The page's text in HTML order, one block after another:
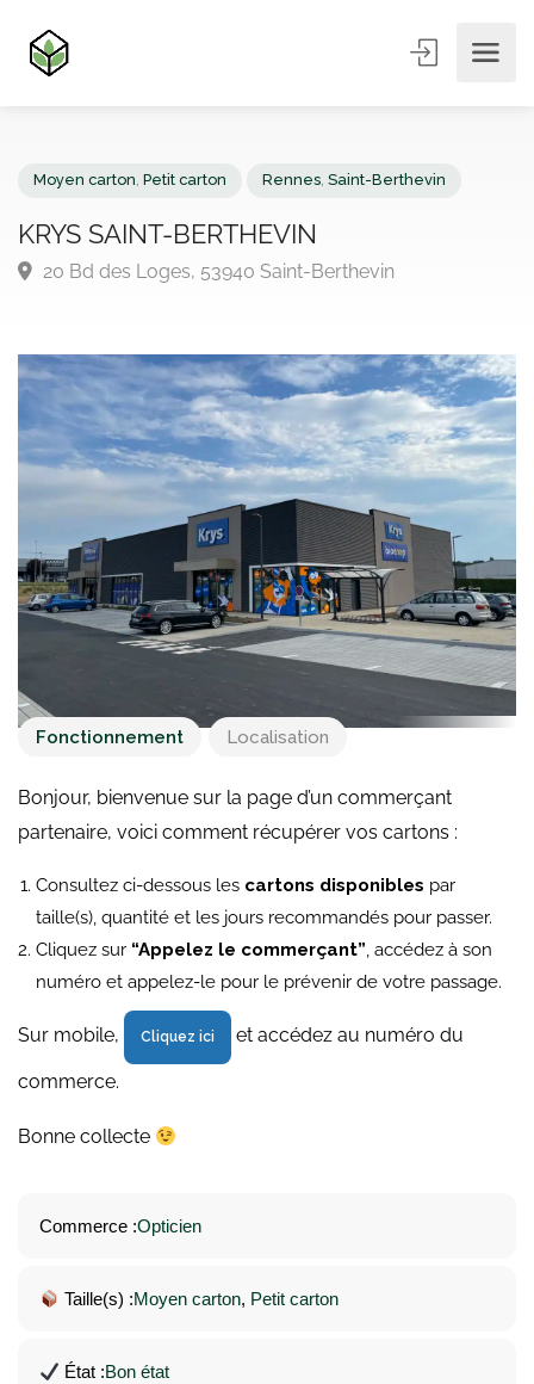
KRYS SAINT-BERTHEVIN
Fonctionnement Localisation
Bonjour, bienvenue sur la page d’un commerçant
partenaire, voici comment récupérer vos cartons :
Consultez ci-dessous les cartons disponibles par
taille(s), quantité et les jours recommandés pour passer.
Cliquez sur “Appelez le commerçant”, accédez à son
numéro et appelez-le pour le prévenir de votre passage.
Sur mobile, Cliquez ici et accédez au numéro du
commerce.
Bonne collecte
Commerce :Opticien
Taille(s) :Moyen carton, Petit carton
État :Bon état